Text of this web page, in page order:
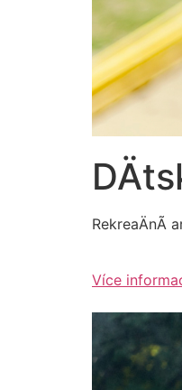
RekreaÄnÃ­
Více